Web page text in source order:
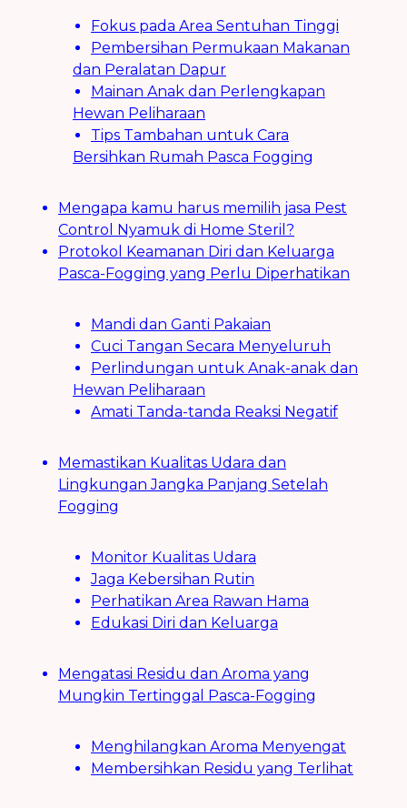
Fokus pada Area Sentuhan Tinggi
Pembersihan Permukaan Makanan
dan Peralatan Dapur
Mainan Anak dan Perlengkapan
Hewan Peliharaan
Tips Tambahan untuk Cara
Bersihkan Rumah Pasca Fogging
Mengapa kamu harus memilih jasa Pest
Control Nyamuk di Home Steril?
Protokol Keamanan Diri dan Keluarga
Pasca-Fogging yang Perlu Diperhatikan
Mandi dan Ganti Pakaian
Cuci Tangan Secara Menyeluruh
Perlindungan untuk Anak-anak dan
Hewan Peliharaan
Amati Tanda-tanda Reaksi Negatif
Memastikan Kualitas Udara dan
Lingkungan Jangka Panjang Setelah
Fogging
Monitor Kualitas Udara
Jaga Kebersihan Rutin
Perhatikan Area Rawan Hama
Edukasi Diri dan Keluarga
Mengatasi Residu dan Aroma yang
Mungkin Tertinggal Pasca-Fogging
Menghilangkan Aroma Menyengat
Membersihkan Residu yang Terlihat